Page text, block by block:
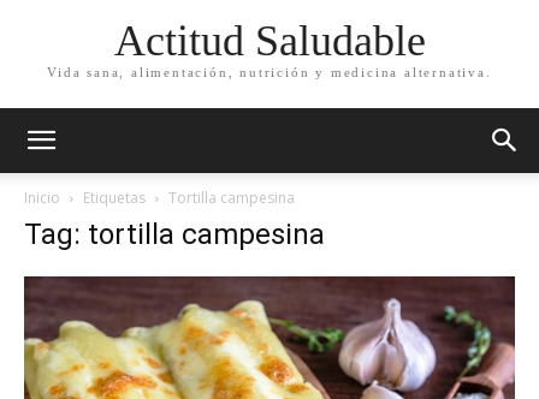
Actitud Saludable
Vida sana, alimentación, nutrición y medicina alternativa.
Inicio Etiquetas Tortilla campesina
Tag: tortilla campesina